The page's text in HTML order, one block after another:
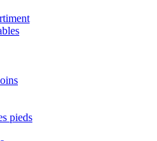
pieds